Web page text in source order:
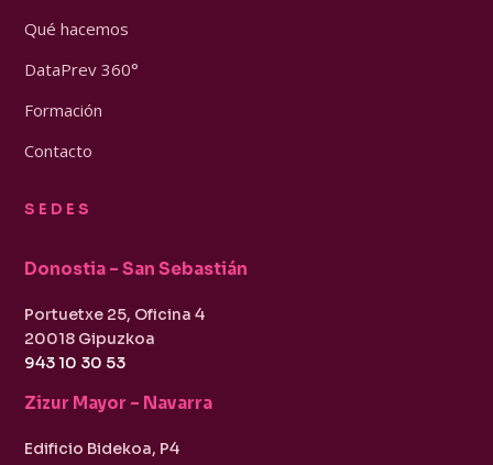
Qué hacemos
DataPrev 360°
Formación
Contacto
SEDES
Donostia – San Sebastián
Portuetxe 25, Oficina 4
20018 Gipuzkoa
943 10 30 53
Zizur Mayor – Navarra
Edificio Bidekoa, P4